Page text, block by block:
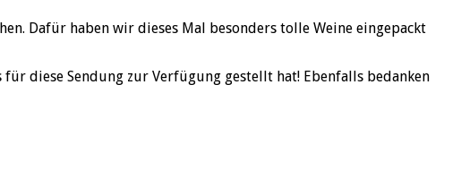
Dafür haben wir dieses Mal besonders tolle Weine eingepackt
diese Sendung zur Verfügung gestellt hat! Ebenfalls bedanken